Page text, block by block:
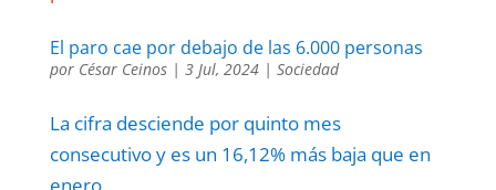
El paro cae por debajo de las 6.000 personas
por César Ceinos| 3 Jul, 2024| Sociedad
La cifra desciende por quinto mes
consecutivo y es un 16,12% más baja que en